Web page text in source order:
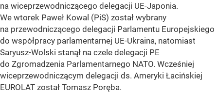
na wiceprzewodniczącego delegacji UE-Japonia.
We wtorek Paweł Kowal (PiS) został wybrany
na przewodniczącego delegacji Parlamentu Europejskiego
do współpracy parlamentarnej UE-Ukraina, natomiast
Saryusz-Wolski stanął na czele delegacji PE
do Zgromadzenia Parlamentarnego NATO. Wcześniej
wiceprzewodniczącym delegacji ds. Ameryki Łacińskiej
EUROLAT został Tomasz Poręba.